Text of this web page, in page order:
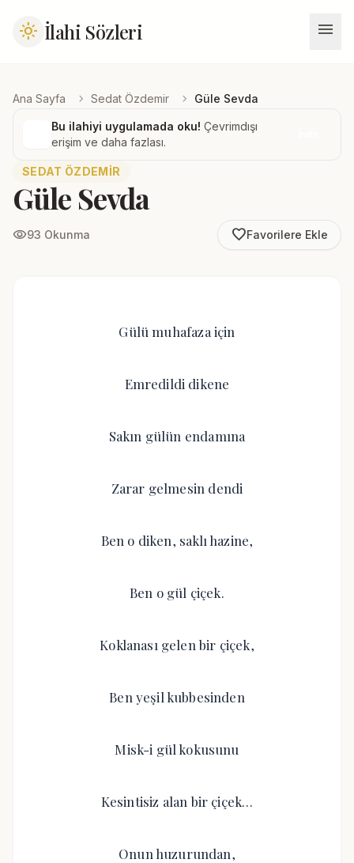
light_mode İlahi Sözleri menu
Ana Sayfa chevron_right Sedat Özdemir chevron_right Güle Sevda
Bu ilahiyi uygulamada oku! Çevrimdışı
erişim ve daha fazlası.
SEDAT ÖZDEMIR
Güle Sevda
visibility93 Okunma favorite_borderFavorilere Ekle
Gülü muhafaza için
Emredildi dikene
Sakın gülün endamına
Zarar gelmesin dendi
Ben o diken, saklı hazine,
Ben o gül çiçek.
Koklanası gelen bir çiçek,
Ben yeşil kubbesinden
Misk-i gül kokusunu
Kesintisiz alan bir çiçek…
Onun huzurundan,